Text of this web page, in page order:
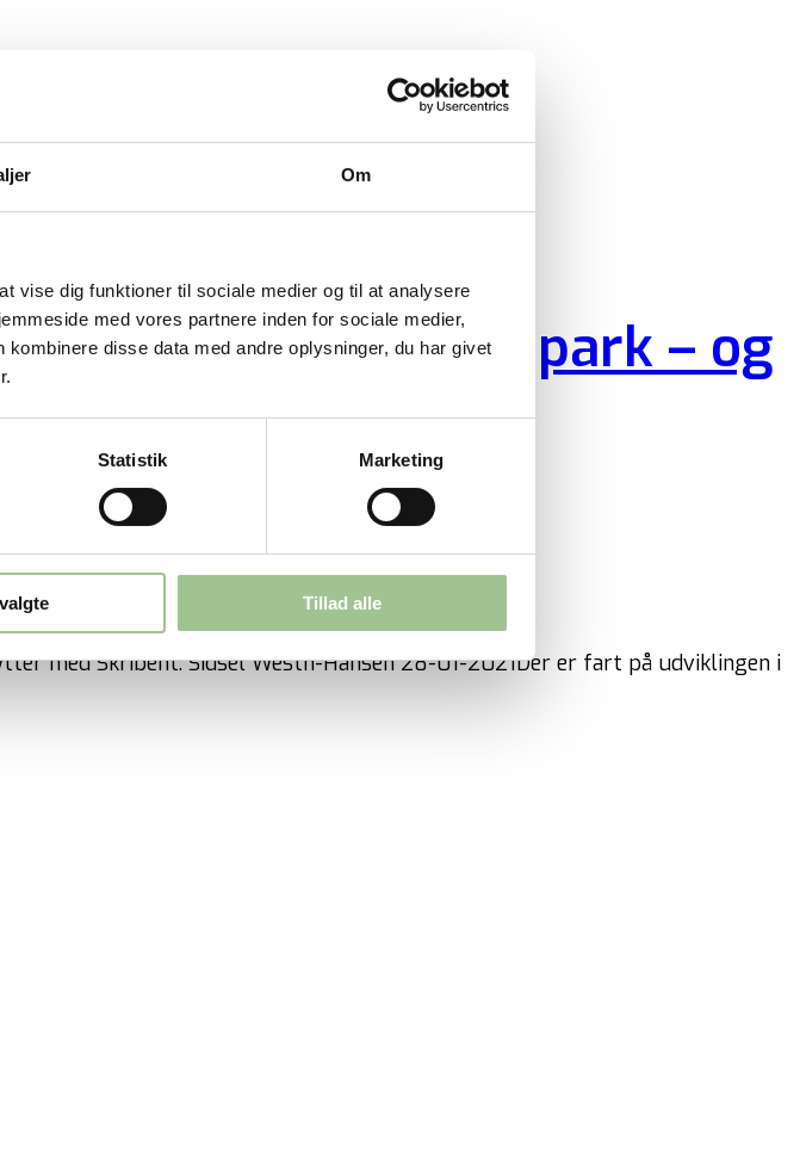
Om
vise dig funktioner til sociale medier og til at analysere
med vores partnere inden for sociale medier,
disse data med andre oplysninger, du har givet
Statistik Marketing
Tillad alle
flytter ind i Ecopark – og
med Skribent: Sidsel Westh-Hansen 28-01-2021Der er fart på udviklingen i